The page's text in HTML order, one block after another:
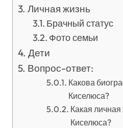
Личная жизнь
Брачный статус
Фото семьи
Дети
Вопрос-ответ:
Какова
Киселюса?
Какая
Киселюса?